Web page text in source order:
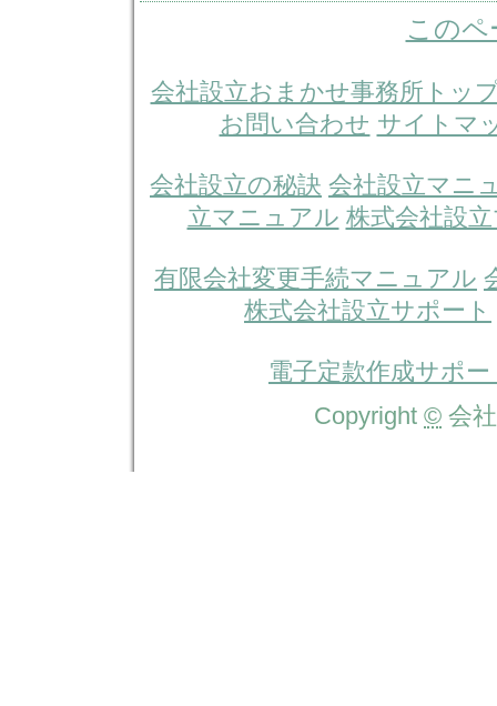
この
会社設立おまかせ事務所トッ
お問い合わせ サイトマ
会社設立の秘訣 会社設立マニ
立マニュアル 株式会社設
有限会社変更手続マニュアル
株式会社設立サポート
電子定款作成サポー
Copyright © 会